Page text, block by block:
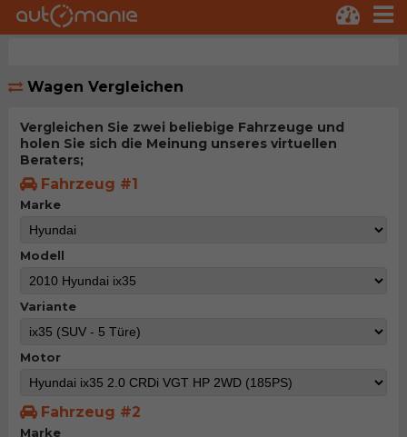
Wagen Vergleichen
Vergleichen Sie zwei beliebige Fahrzeuge und
holen Sie sich die Meinung unseres virtuellen
Beraters;
Fahrzeug #1
Marke
Modell
Variante
Motor
Fahrzeug #2
Marke